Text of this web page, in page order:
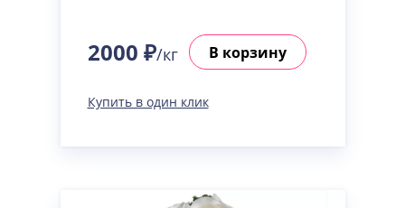
2000 ₽/кг В корзину
Купить в один клик